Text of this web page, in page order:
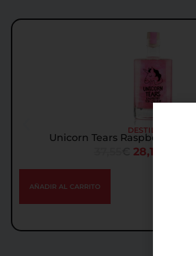
DESTILADOS
Unicorn Tears Raspberry
28,18
AÑADIR AL CARRITO